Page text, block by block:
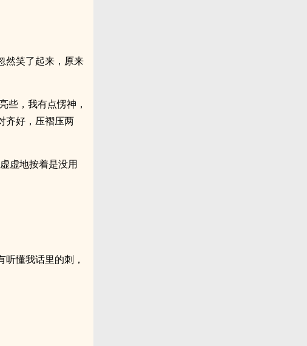
然笑了起来，原来
，我有点愣神，
齐好，压褶压两
虚地按着是没用
懂我话里的刺，